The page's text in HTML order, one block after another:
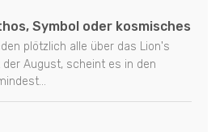
Symbol oder kosmisches
plötzlich alle über das Lion's
der August, scheint es in den